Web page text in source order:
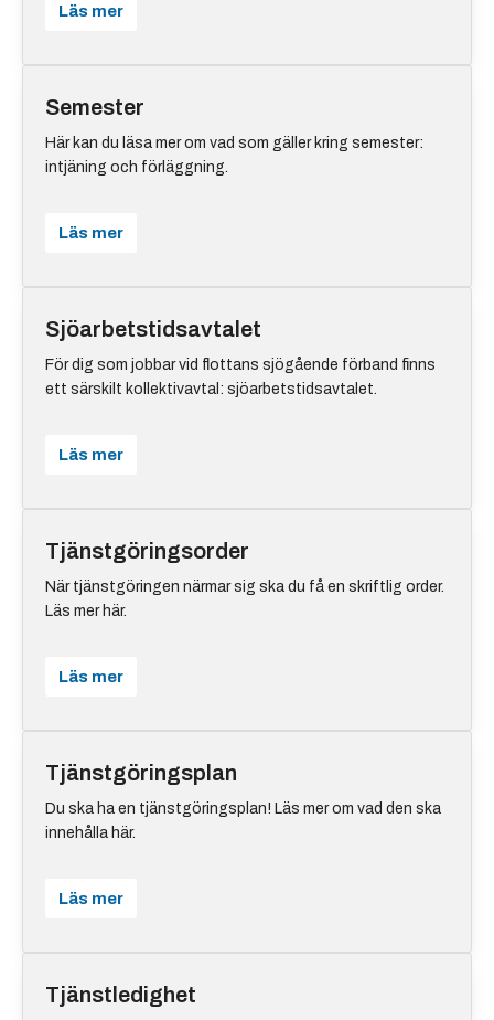
Läs mer
Semester
Här kan du läsa mer om vad som gäller kring semester:
intjäning och förläggning.
Läs mer
Sjöarbetstidsavtalet
För dig som jobbar vid flottans sjögående förband finns
ett särskilt kollektivavtal: sjöarbetstidsavtalet.
Läs mer
Tjänstgöringsorder
När tjänstgöringen närmar sig ska du få en skriftlig order.
Läs mer här.
Läs mer
Tjänstgöringsplan
Du ska ha en tjänstgöringsplan! Läs mer om vad den ska
innehålla här.
Läs mer
Tjänstledighet